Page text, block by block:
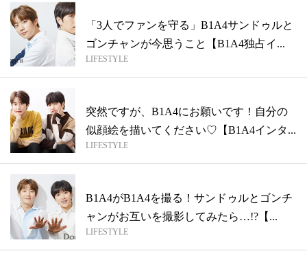
「3人でファンを守る」B1A4サンドゥルと
ゴンチャンが今思うこと【B1A4独占イ...
LIFESTYLE
突然ですが、B1A4にお願いです！自分の
似顔絵を描いてください♡【B1A4インタ...
LIFESTYLE
B1A4がB1A4を撮る！サンドゥルとゴンチ
ャンがお互いを撮影してみたら…!?【...
LIFESTYLE